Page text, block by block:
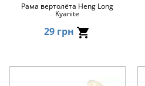
Рама вертолёта Heng Long
Kyanite
29 грн